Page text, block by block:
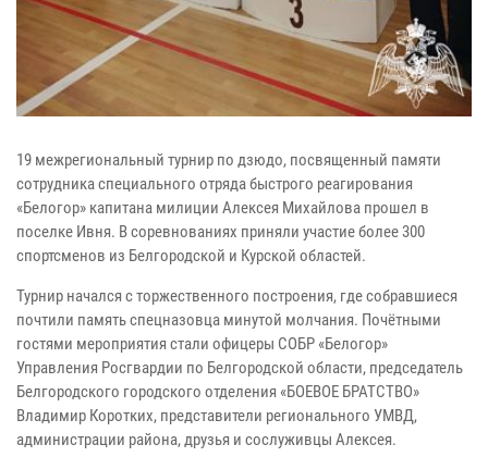
19 межрегиональный турнир по дзюдо, посвященный памяти
сотрудника специального отряда быстрого реагирования
«Белогор» капитана милиции Алексея Михайлова прошел в
поселке Ивня. В соревнованиях приняли участие более 300
спортсменов из Белгородской и Курской областей.
Турнир начался с торжественного построения, где собравшиеся
почтили память спецназовца минутой молчания. Почётными
гостями мероприятия стали офицеры СОБР «Белогор»
Управления Росгвардии по Белгородской области, председатель
Белгородского городского отделения «БОЕВОЕ БРАТСТВО»
Владимир Коротких, представители регионального УМВД,
администрации района, друзья и сослуживцы Алексея.